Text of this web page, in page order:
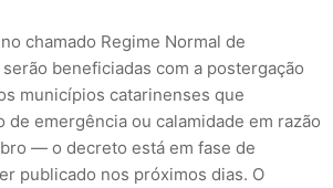
chamado Regime Normal de
beneficiadas com a postergação
municípios catarinenses que
de emergência ou calamidade em razão
— o decreto está em fase de
publicado nos próximos dias. O